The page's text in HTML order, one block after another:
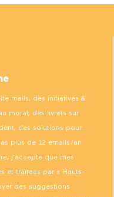
mails, des initiatives &
moral, des livrets sur
des solutions pour
plus de 12 emails/an
j’accepte que mes
et traitées par « Hauts-
des suggestions